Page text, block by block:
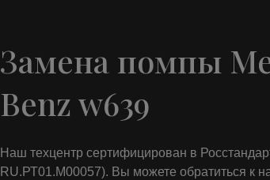
Замена помпы
Benz w639
Наш техцентр сертифицирован в
RU.РТ01.М00057). Вы можете обратиться к